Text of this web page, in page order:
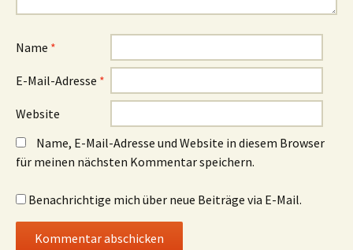
Name *
E-Mail-Adresse *
Website
Name, E-Mail-Adresse und Website in diesem Browser
für meinen nächsten Kommentar speichern.
Benachrichtige mich über neue Beiträge via E-Mail.